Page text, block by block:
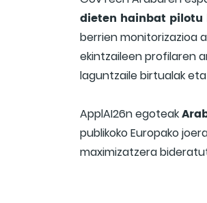
dieten hainbat pilotu
berrien monitorizazioa
ekintzaileen profilaren
laguntzaile birtualak
ApplAI26n egoteak
publikoko Europako
maximizatzera